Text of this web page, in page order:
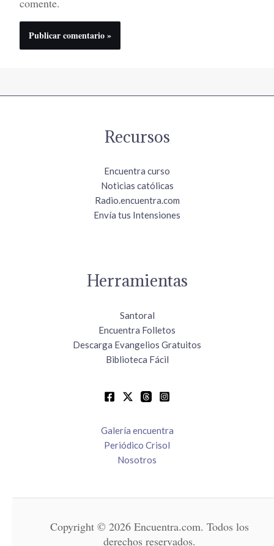
comente.
Recursos
Encuentra curso
Noticias católicas
Radio.encuentra.com
Envía tus Intensiones
Herramientas
Santoral
Encuentra Folletos
Descarga Evangelios Gratuitos
Biblioteca Fácil
Galería encuentra
Periódico Crisol
Nosotros
Copyright © 2026 Encuentra.com. Todos los
derechos reservados.